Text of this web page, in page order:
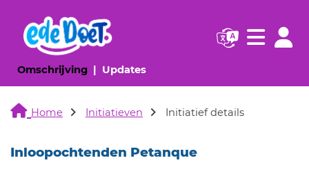
Omschrijving(huidige pagina)
Updates(huidige pagina)
Navigatie
Home Initiatieven Initiatief details
Inloopochtenden Petanque